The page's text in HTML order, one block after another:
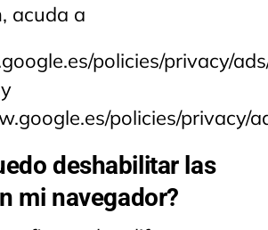
acuda a
policies/privacy/
policies/privacy/
deshabilitar las
mi navegador?